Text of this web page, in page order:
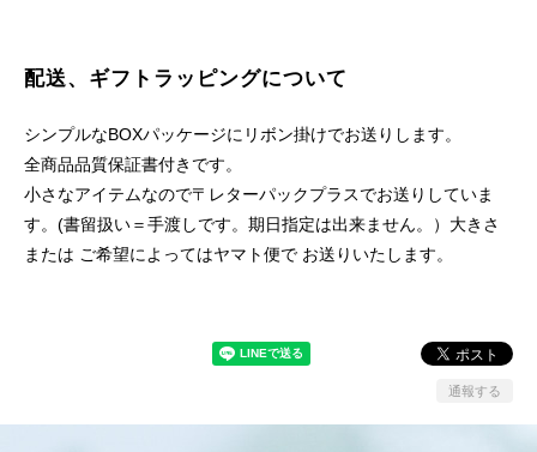
配送、ギフトラッピングについて
シンプルなBOXパッケージにリボン掛けでお送りします。
全商品品質保証書付きです。
小さなアイテムなので〒レターパックプラスでお送りしていま
す。(書留扱い＝手渡しです。期日指定は出来ません。）大きさ
または ご希望によってはヤマト便で お送りいたします。
通報する